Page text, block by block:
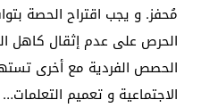
مُحفز. و يجب اقتراح الحصة
الحصص الفردية مع أخرى
الاجتماعية و تعميم التعلمات…